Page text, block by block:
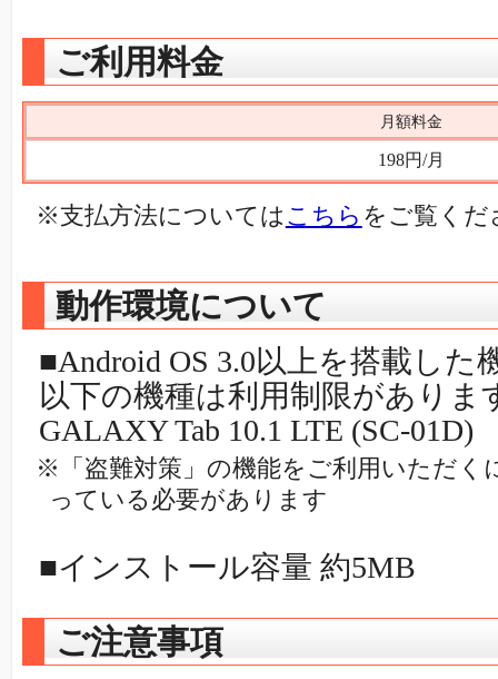
ご利用料金
月額料金
198円/月
※支払方法については こちら をご覧くだ
動作環境について
■Android OS 3.0以上を搭載した
以下の機種は利用制限がありま
GALAXY Tab 10.1 LTE (SC-01D)
※「盗難対策」の機能をご利用いただく
っている必要があります
■インストール容量 約5MB
ご注意事項